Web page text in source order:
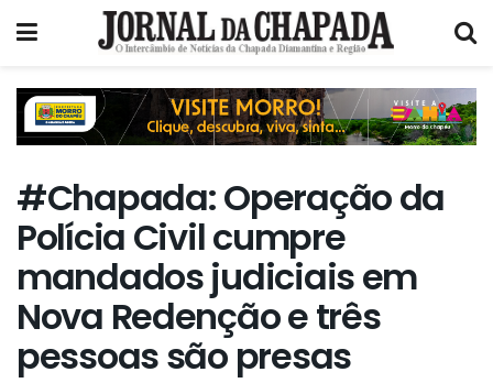
#Chapada: Operação da
Polícia Civil cumpre
mandados judiciais em
Nova Redenção e três
pessoas são presas